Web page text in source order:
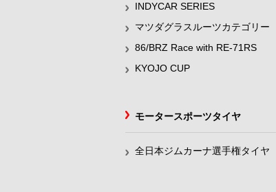
INDYCAR SERIES
マツダグラスルーツカテゴリー
86/BRZ Race with RE-71RS
KYOJO CUP
モータースポーツタイヤ
全日本ジムカーナ選手権タイヤ